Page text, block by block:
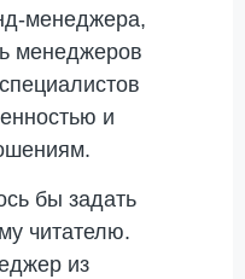
менеджера,
менеджеров
и
бы задать
читателю.
из